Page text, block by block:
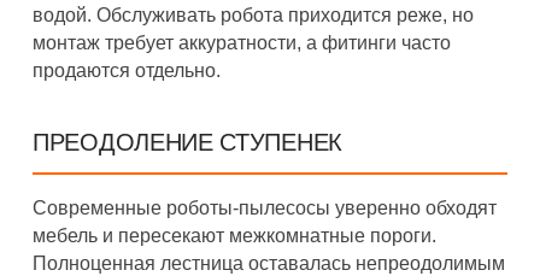
водой. Обслуживать робота приходится реже, но
монтаж требует аккуратности, а фитинги часто
продаются отдельно.
ПРЕОДОЛЕНИЕ СТУПЕНЕК
Современные роботы-пылесосы уверенно обходят
мебель и пересекают межкомнатные пороги.
Полноценная лестница оставалась непреодолимым